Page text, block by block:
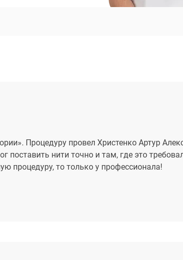
Процедуру провел Христенко Артур
поставить нити точно и там, где это
процедуру, то только у профессионала!